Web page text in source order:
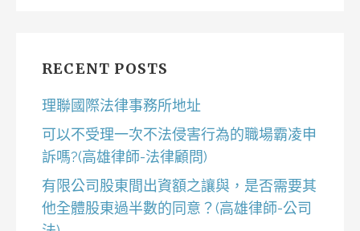
RECENT POSTS
理聯國際法律事務所地址
可以不受理一次不法侵害行為的職場霸凌申
訴嗎?(高雄律師-法律顧問)
有限公司股東間出資額之讓與，是否需要其
他全體股東過半數的同意？(高雄律師-公司